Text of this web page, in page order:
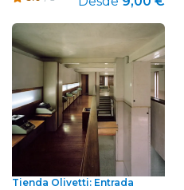
Tienda Olivetti: Entrada